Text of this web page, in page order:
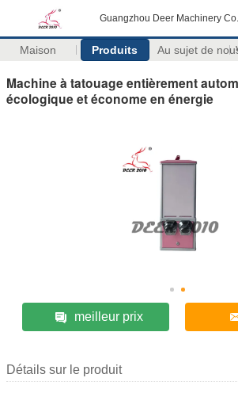
Guangzhou Deer Machinery
Maison Produits Au sujet de
Machine à tatouage entièrement
écologique et économe en énergie
meilleur prix
Détails sur le produit